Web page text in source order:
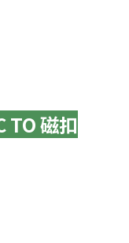
TO 磁扣